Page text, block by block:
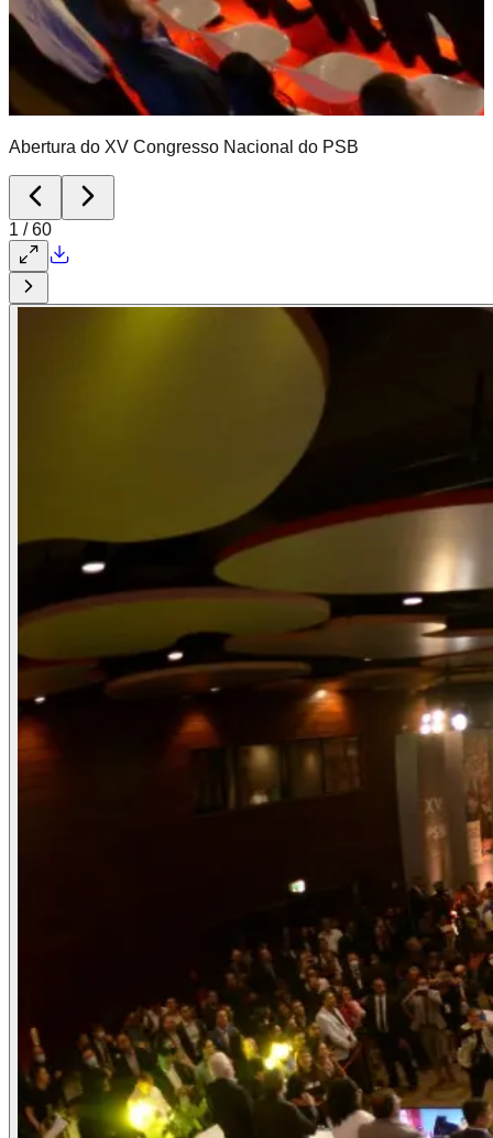
Abertura do XV Congresso Nacional do PSB
1 / 60